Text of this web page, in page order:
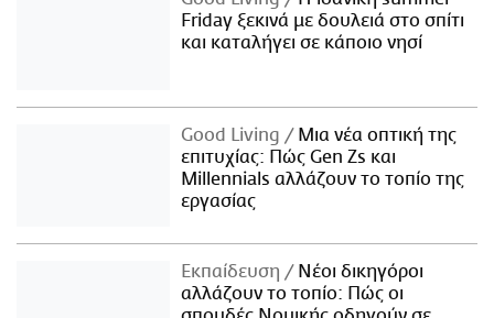
Friday ξεκινά με δουλειά στο σπίτι
και καταλήγει σε κάποιο νησί
Good Living
Μια νέα οπτική της
επιτυχίας: Πώς Gen Zs και
Millennials αλλάζουν το τοπίο της
εργασίας
Εκπαίδευση
Νέοι δικηγόροι
αλλάζουν το τοπίο: Πώς οι